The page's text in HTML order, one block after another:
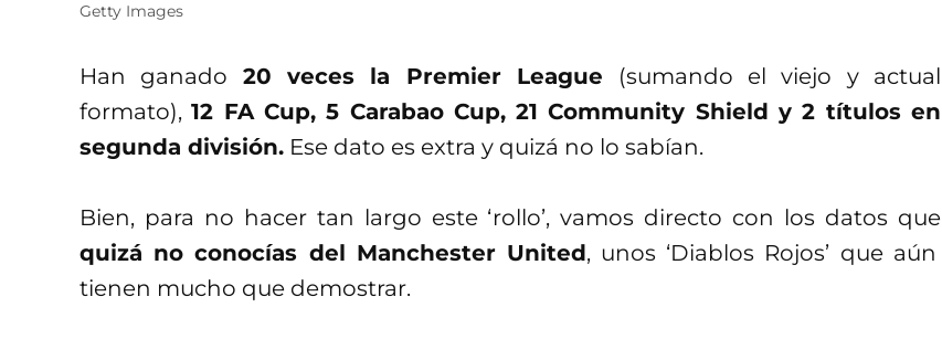
Getty Images
Han ganado 20 veces la Premier League (sumando el viejo y actual
formato),12 FA Cup, 5 Carabao Cup, 21 Community Shield y 2 títulos en
segunda división. Ese dato es extra y quizá no lo sabían.
Bien, para no hacer tan largo este ‘rollo’, vamos directo con los datos que
quizá no conocías del Manchester United, unos ‘Diablos Rojos’ que aún
tienen mucho que demostrar.